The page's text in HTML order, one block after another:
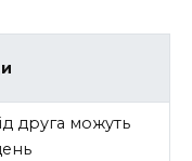
друга можуть